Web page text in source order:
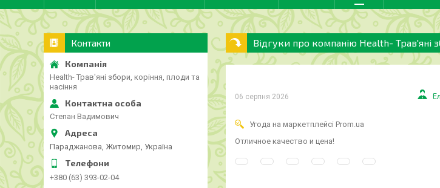
Відгуки про компанію Health- Трав'яні
06 серпня 2026
Угода на маркетплейсі Prom.ua
Отличное качество и цена!
Контакти
Health- Трав'яні збори, коріння, плоди та
насіння
Степан Вадимович
Параджанова, Житомир, Україна
+380 (63) 393-02-04